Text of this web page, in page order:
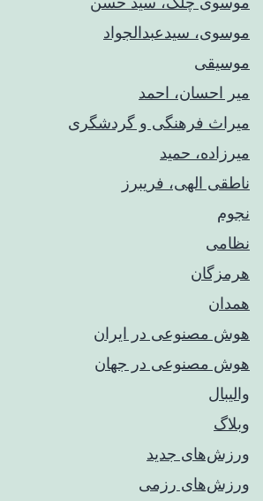
موسوی، سیدعبدالجواد
موسیقی
میر احسان، احمد
میراث فرهنگی و گردشگری
میرزاده، حمید
ناطقی الهی، فریبرز
نجوم
نظامی
هرمزگان
همدان
هوش مصنوعی در ایران
هوش مصنوعی در جهان
والیبال
وبلاگ
ورزش‌های جدید
ورزش‌های رزمی